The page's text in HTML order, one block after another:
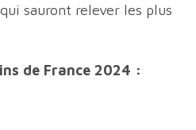
sauront relever les plus
de France 2024 :